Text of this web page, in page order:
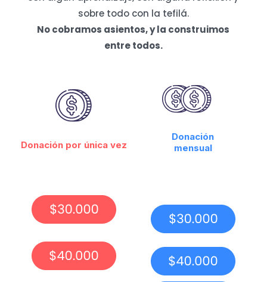
sobre todo con la tefilá.
No cobramos asientos, y la construimos
entre todos.
Donación por única vez
Donación
mensual